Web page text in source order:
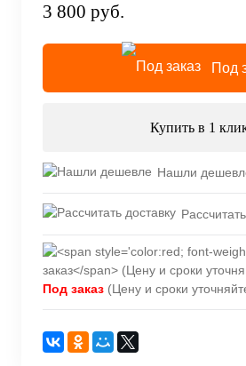
3 800 руб.
Под
Купить в 1
Нашли
Под заказ (Цену и сроки